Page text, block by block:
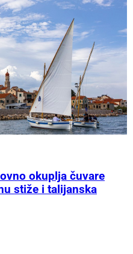
okuplja čuvare
stiže i talijanska